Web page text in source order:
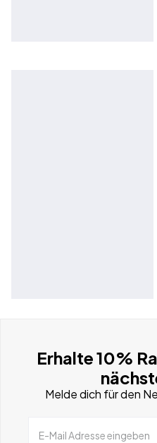
Erhalte 10%
Melde dich für den
E-Mail Adresse eingeben